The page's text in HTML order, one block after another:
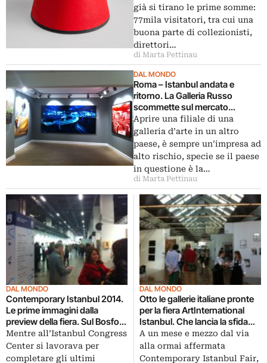
già si tirano le prime somme:
77mila visitatori, tra cui una
buona parte di collezionisti,
direttori…
di Marta Pettinau
DAL MONDO
Roma – Istanbul andata e
ritorno. La Galleria Russo
scommette sul mercato
dell’arte turco e apre una nuova
sede vista Bosforo: ecco le
immagini dei nuovi spazi e della
mostra di debutto…
Aprire una filiale di una
galleria d’arte in un altro
paese, è sempre un’impresa ad
alto rischio, specie se il paese
in questione è la…
di Marta Pettinau
DAL MONDO
Contemporary Istanbul 2014.
Le prime immagini dalla
preview della fiera. Sul Bosforo
arrivano oltre cento gallerie da
tutto il mondo, e dieci dall’Italia
Mentre all’Istanbul Congress
Center si lavorava per
completare gli ultimi
DAL MONDO
Otto le gallerie italiane pronte
per la fiera ArtInternational
Istanbul. Che lancia la sfida
alla “storica” Contemporary
Istanbul, a tutto vantaggio
dell’artworld turco
A un mese e mezzo dal via
alla ormai affermata
Contemporary Istanbul Fair,